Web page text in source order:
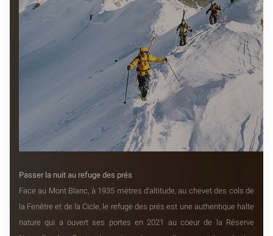
Passer la nuit au refuge des prés
Face au Mont Blanc, à 1935 mètres d'altitude, au chevet des cols de
la Fenêtre et de la Cicle, le refuge des prés est une authentique halte
nature qui a ouvert ses portes en 2021 au coeur de la Réserve